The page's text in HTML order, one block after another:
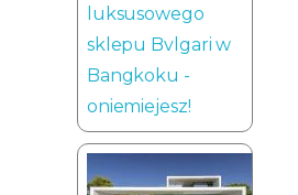
luksusowego
sklepu Bvlgari w
Bangkoku -
oniemiejesz!